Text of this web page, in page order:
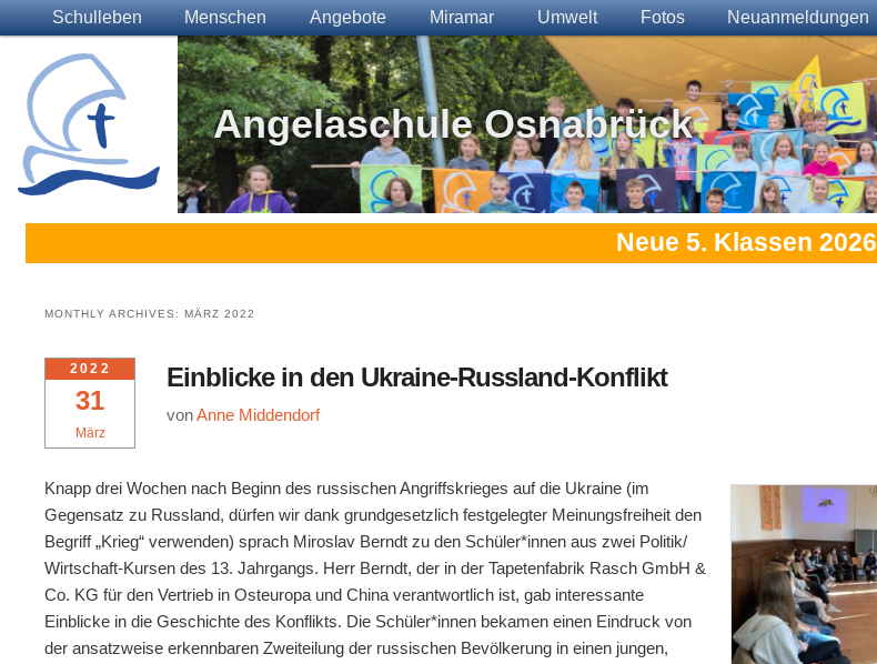
Main menuSkip to primary content
Skip to secondary content
Schulleben Menschen Angebote Miramar Umwelt Fotos Neuanmeldungen
Angelaschule Osnabrück
Neue 5. Klassen 2026
MONTHLY ARCHIVES:MÄRZ 2022
31
März
2022 Einblicke in den Ukraine-Russland-Konflikt
vonAnne Middendorf
Knapp drei Wochen nach Beginn des russischen Angriffskrieges auf die Ukraine (im
Gegensatz zu Russland, dürfen wir dank grundgesetzlich festgelegter Meinungsfreiheit den
Begriff „Krieg“ verwenden) sprach Miroslav Berndt zu den Schüler*innen aus zwei Politik/
Wirtschaft-Kursen des 13. Jahrgangs. Herr Berndt, der in der Tapetenfabrik Rasch GmbH &
Co. KG für den Vertrieb in Osteuropa und China verantwortlich ist, gab interessante
Einblicke in die Geschichte des Konflikts. Die Schüler*innen bekamen einen Eindruck von
der ansatzweise erkennbaren Zweiteilung der russischen Bevölkerung in einen jungen,